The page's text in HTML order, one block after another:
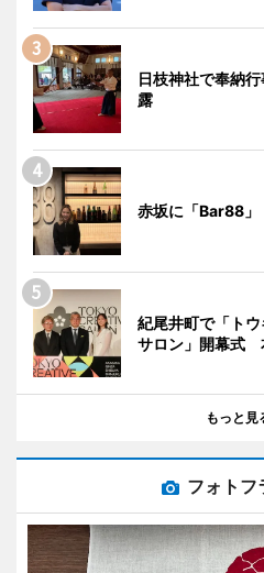
日枝神社で奉納
露
赤坂に「Bar88
紀尾井町で「ト
サロン」開幕式
もっと見
フォトフ